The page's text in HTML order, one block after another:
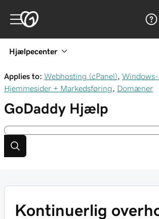
Hjælpecenter
Applies to: Webhosting (cPanel)
Hjemmesider + Markedsføring
Domæner
GoDaddy Hjælp
Kontinuerlig